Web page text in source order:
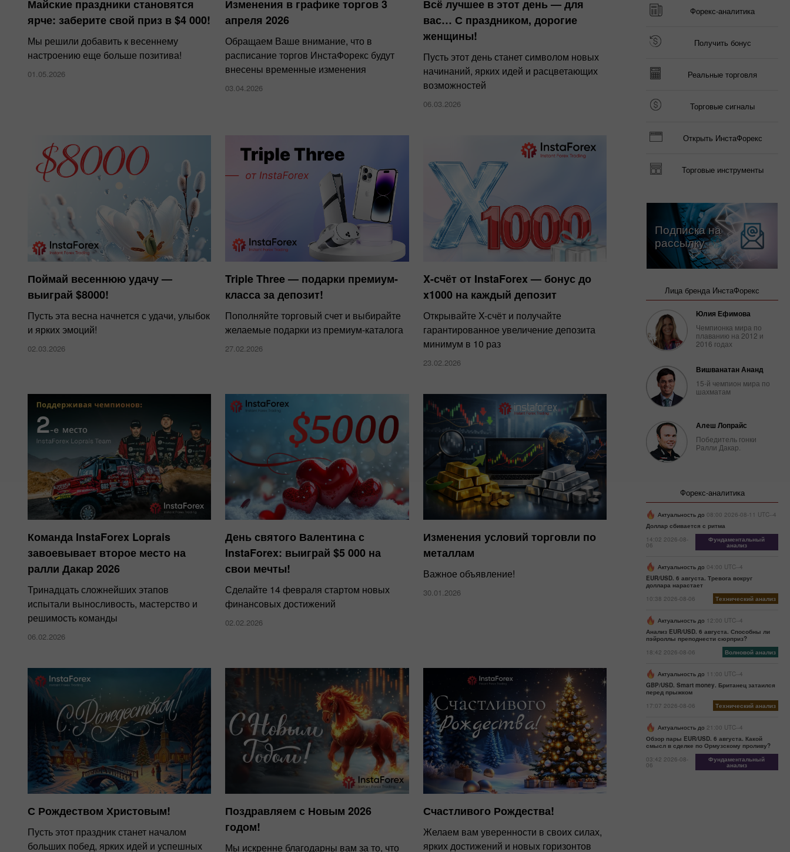
Майские праздники становятся
ярче: заберите свой приз в $4 000!
Мы решили добавить к весеннему
настроению еще больше позитива!
01.05.2026
Изменения в графике торгов 3
апреля 2026
Обращаем Ваше внимание, что в
расписание торгов ИнстаФорекс будут
внесены временные изменения
03.04.2026
Всё лучшее в этот день — для
вас… С праздником, дорогие
женщины!
Пусть этот день станет символом новых
начинаний, ярких идей и расцветающих
возможностей
06.03.2026
Поймай весеннюю удачу —
выиграй $8000!
Пусть эта весна начнется с удачи, улыбок
и ярких эмоций!
02.03.2026
Triple Three — подарки премиум-
класса за депозит!
Пополняйте торговый счет и выбирайте
желаемые подарки из премиум-каталога
27.02.2026
X-счёт от InstaForex — бонус до
x1000 на каждый депозит
Открывайте X-счёт и получайте
гарантированное увеличение депозита
минимум в 10 раз
23.02.2026
Команда InstaForex Loprais
завоевывает второе место на
ралли Дакар 2026
Тринадцать сложнейших этапов
испытали выносливость, мастерство и
решимость команды
06.02.2026
День святого Валентина с
InstaForex: выиграй $5 000 на
свои мечты!
Сделайте 14 февраля стартом новых
финансовых достижений
02.02.2026
Изменения условий торговли по
металлам
Важное объявление!
30.01.2026
С Рождеством Христовым!
Пусть этот праздник станет началом
больших побед, ярких идей и успешных
Поздравляем с Новым 2026
годом!
Мы искренне благодарны вам за то, что
Счастливого Рождества!
Желаем вам уверенности в своих силах,
ярких достижений и новых горизонтов
Форекс-аналитика
Получить бонус
Реальные торговля
Торговые сигналы
Открыть ИнстаФорекс
Торговые инструменты
Подписка на
рассылку
Лица бренда ИнстаФорекс
Юлия Ефимова
Чемпионка мира по
плаванию на 2012 и
2016 годах
Вишванатан Ананд
15-й чемпион мира по
шахматам
Алеш Лопрайс
Победитель гонки
Ралли Дакар.
Форекс-аналитика
Актуальность до 08:00 2026-08-11 UTC--4
Доллар сбивается с ритма
14:02 2026-08-
06
Фундаментальный
анализ
Актуальность до 04:00 UTC--4
EUR/USD. 6 августа. Тревога вокруг
доллара нарастает
10:38 2026-08-06
Технический анализ
Актуальность до 12:00 UTC--4
Анализ EUR/USD. 6 августа. Способны ли
пэйроллы преподнести сюрприз?
18:42 2026-08-06
Волновой анализ
Актуальность до 11:00 UTC--4
GBP/USD. Smart money. Британец затаился
перед прыжком
17:07 2026-08-06
Технический анализ
Актуальность до 21:00 UTC--4
Обзор пары EUR/USD. 6 августа. Какой
смысл в сделке по Ормузскому проливу?
03:42 2026-08-
06
Фундаментальный
анализ